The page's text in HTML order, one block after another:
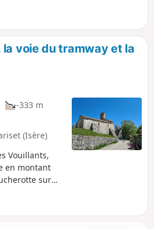
lieu historique lié à la
point de vue de qualité sur
accès plus hardis depuis la
le "Coup de Sabre"
la voie du tramway et la
-333 m
(Isère)
Vouillants,
en montant
sur
la voie du
mais